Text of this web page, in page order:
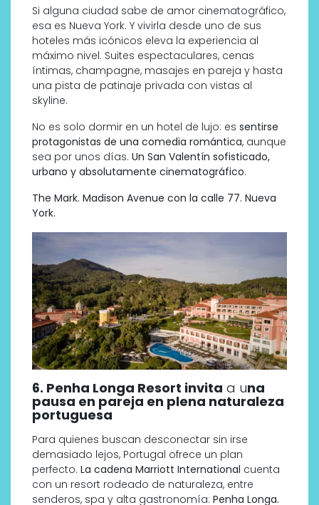
Si alguna ciudad sabe de amor cinematográfico,
esa es Nueva York. Y vivirla desde uno de sus
hoteles más icónicos eleva la experiencia al
máximo nivel. Suites espectaculares, cenas
íntimas, champagne, masajes en pareja y hasta
una pista de patinaje privada con vistas al
skyline.
No es solo dormir en un hotel de lujo: es sentirse
protagonistas de una comedia romántica, aunque
sea por unos días. Un San Valentín sofisticado,
urbano y absolutamente cinematográfico.
The Mark. Madison Avenue con la calle 77. Nueva
York.
6. Penha Longa Resort invita a una
pausa en pareja en plena naturaleza
portuguesa
Para quienes buscan desconectar sin irse
demasiado lejos, Portugal ofrece un plan
perfecto. La cadena Marriott International cuenta
con un resort rodeado de naturaleza, entre
senderos, spa y alta gastronomía: Penha Longa.